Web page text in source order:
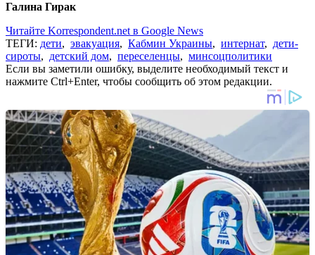
Галина Гирак
Читайте Korrespondent.net в Google News
ТЕГИ: дети, эвакуация, Кабмин Украины, интернат, дети-
сироты, детский дом, переселенцы, минсоцполитики
Если вы заметили ошибку, выделите необходимый текст и
нажмите Ctrl+Enter, чтобы сообщить об этом редакции.